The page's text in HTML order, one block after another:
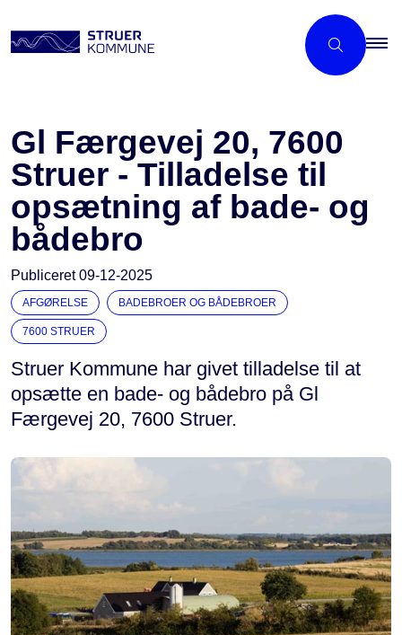
Gl Færgevej 20, 7600
Struer - Tilladelse til
opsætning af bade- og
bådebro
Publiceret09-12-2025
AFGØRELSE BADEBROER OG BÅDEBROER
7600 STRUER
Struer Kommune har givet tilladelse til at
opsætte en bade- og bådebro på Gl
Færgevej 20, 7600 Struer.